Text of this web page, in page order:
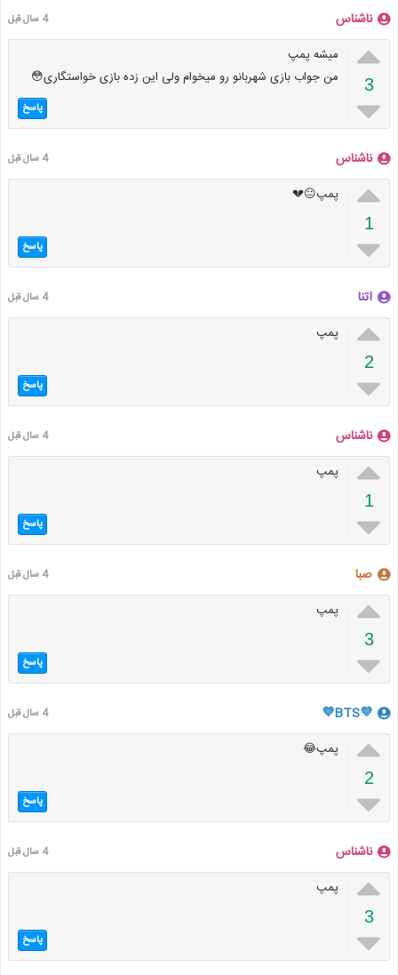
ناشناس 4 سال قبل

3

میشه پمپ
من جواب بازی شهربانو رو میخوام ولی این زده بازی خواستگاری😳
پاسخ
ناشناس 4 سال قبل

1

پمپ😐💔
پاسخ
اتنا 4 سال قبل

2

پمپ
پاسخ
ناشناس 4 سال قبل

1

پمپ
پاسخ
صبا 4 سال قبل

3

پمپ
پاسخ
💜BTS💜 4 سال قبل

2

پمپ😂
پاسخ
ناشناس 4 سال قبل

3

پمپ
پاسخ